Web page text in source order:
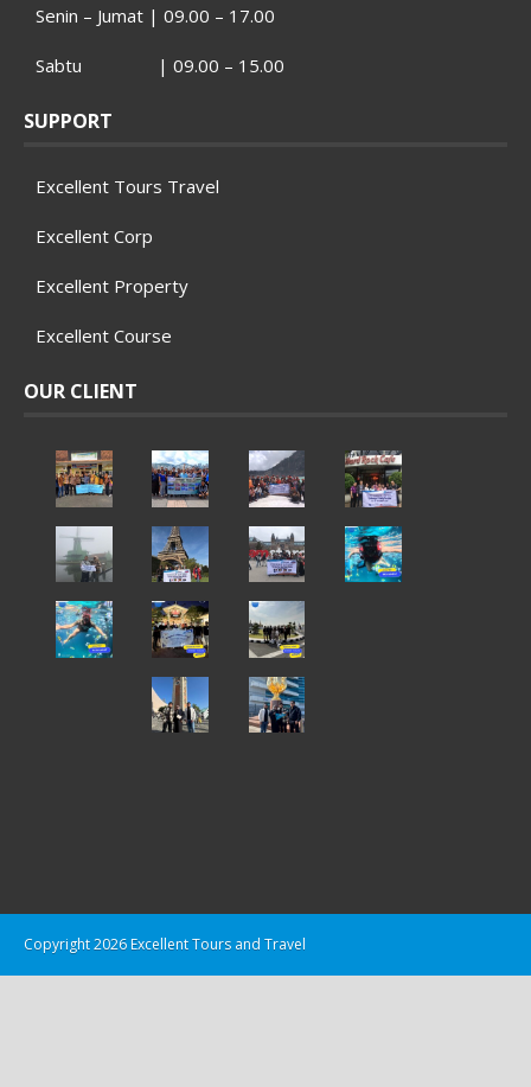
Senin – Jumat | 09.00 – 17.00
Sabtu | 09.00 – 15.00
SUPPORT
Excellent Tours Travel
Excellent Corp
Excellent Property
Excellent Course
OUR CLIENT
Copyright 2026 Excellent Tours and Travel